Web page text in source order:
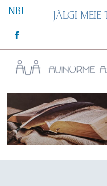
Skip
NB! JÄLGI MEIE
Avinurme